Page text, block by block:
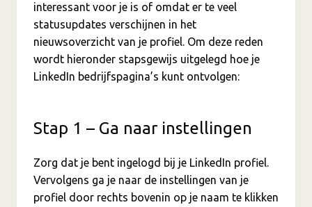
interessant voor je is of omdat er te veel
statusupdates verschijnen in het
nieuwsoverzicht van je profiel. Om deze reden
wordt hieronder stapsgewijs uitgelegd hoe je
LinkedIn bedrijfspagina’s kunt ontvolgen:
Stap 1 – Ga naar instellingen
Zorg dat je bent ingelogd bij je LinkedIn profiel.
Vervolgens ga je naar de instellingen van je
profiel door rechts bovenin op je naam te klikken